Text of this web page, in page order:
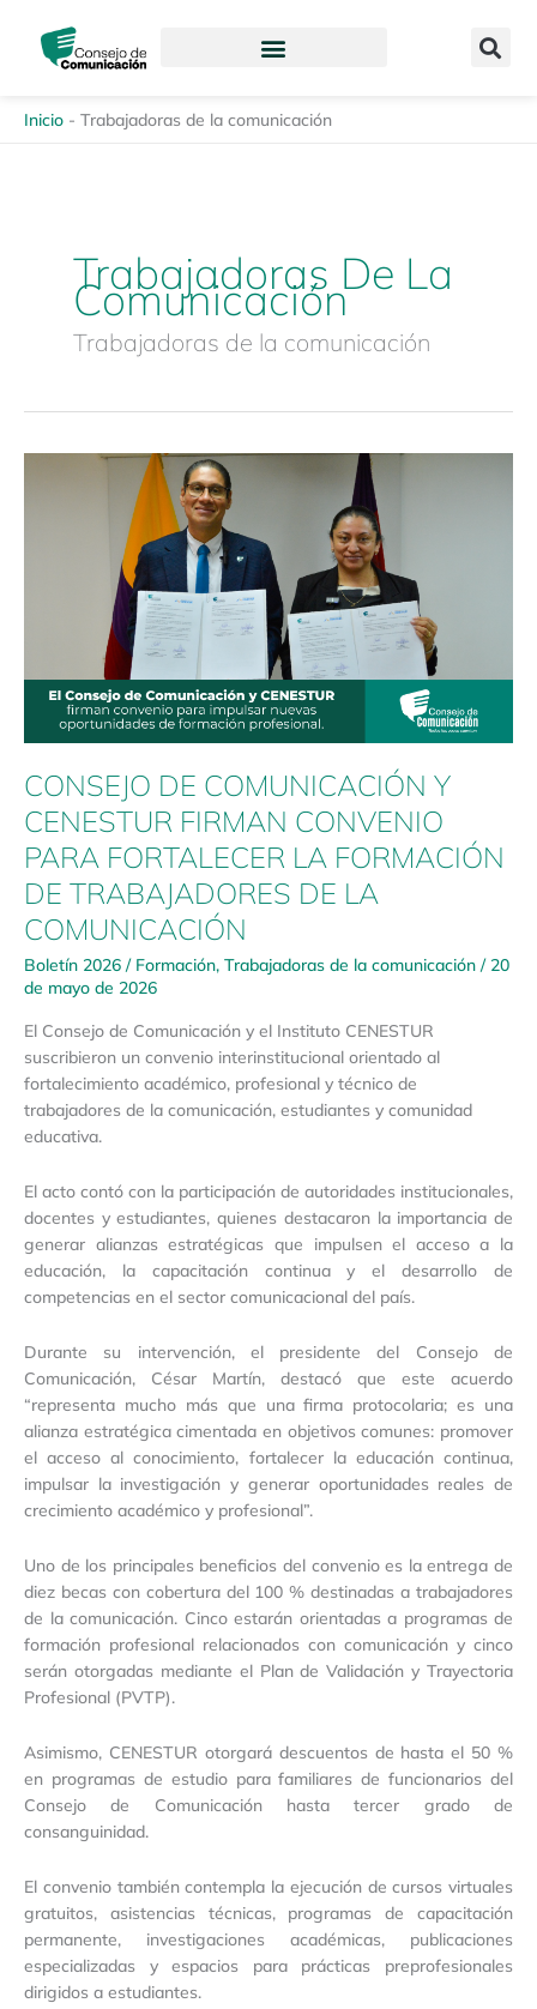
contenido
Inicio - Trabajadoras de la comunicación
Trabajadoras De La
Comunicación
Trabajadoras de la comunicación
CONSEJO DE COMUNICACIÓN Y
CENESTUR FIRMAN CONVENIO
PARA FORTALECER LA FORMACIÓN
DE TRABAJADORES DE LA
COMUNICACIÓN
Boletín 2026 / Formación, Trabajadoras de la comunicación / 20
de mayo de 2026
El Consejo de Comunicación y el Instituto CENESTUR
suscribieron un convenio interinstitucional orientado al
fortalecimiento académico, profesional y técnico de
trabajadores de la comunicación, estudiantes y comunidad
educativa.
El acto contó con la participación de autoridades institucionales,
docentes y estudiantes, quienes destacaron la importancia de
generar alianzas estratégicas que impulsen el acceso a la
educación, la capacitación continua y el desarrollo de
competencias en el sector comunicacional del país.
Durante su intervención, el presidente del Consejo de
Comunicación, César Martín, destacó que este acuerdo
“representa mucho más que una firma protocolaria; es una
alianza estratégica cimentada en objetivos comunes: promover
el acceso al conocimiento, fortalecer la educación continua,
impulsar la investigación y generar oportunidades reales de
crecimiento académico y profesional”.
Uno de los principales beneficios del convenio es la entrega de
diez becas con cobertura del 100 % destinadas a trabajadores
de la comunicación. Cinco estarán orientadas a programas de
formación profesional relacionados con comunicación y cinco
serán otorgadas mediante el Plan de Validación y Trayectoria
Profesional (PVTP).
Asimismo, CENESTUR otorgará descuentos de hasta el 50 %
en programas de estudio para familiares de funcionarios del
Consejo de Comunicación hasta tercer grado de
consanguinidad.
El convenio también contempla la ejecución de cursos virtuales
gratuitos, asistencias técnicas, programas de capacitación
permanente, investigaciones académicas, publicaciones
especializadas y espacios para prácticas preprofesionales
dirigidos a estudiantes.
COMUNICACIÓN
CONVENIO
FORTALECER
FORMACIÓN
TRABAJADORES
DE
LA
COMUNICACIÓN